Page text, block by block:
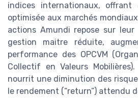
indices internationaux, offrant
optimisée aux marchés
actions Amundi repose sur
gestion maitre réduite,
performance des OPCVM
Collectif en Valeurs
nourrit une diminution des
le rendement (“return”) attendu